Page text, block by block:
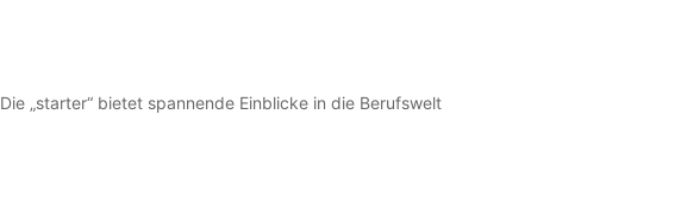
Die „starter“ bietet spannende Einblicke in die Berufswelt